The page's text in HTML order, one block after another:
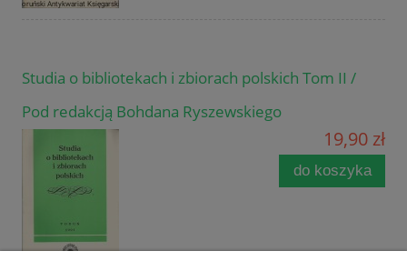
Studia o bibliotekach i zbiorach polskich Tom II /
Pod redakcją Bohdana Ryszewskiego
19,90 zł
do koszyka